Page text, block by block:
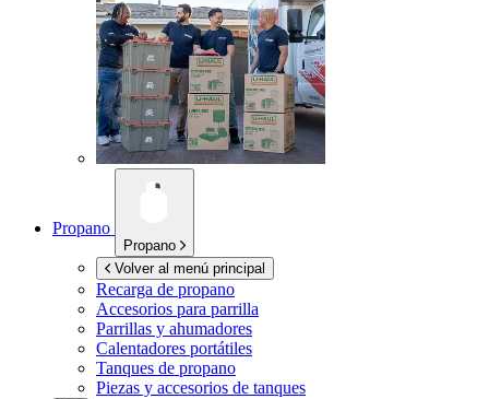
Propano
Propano
Volver al menú principal
Recarga de propano
Accesorios para parrilla
Parrillas y ahumadores
Calentadores portátiles
Tanques de propano
Piezas y accesorios de tanques